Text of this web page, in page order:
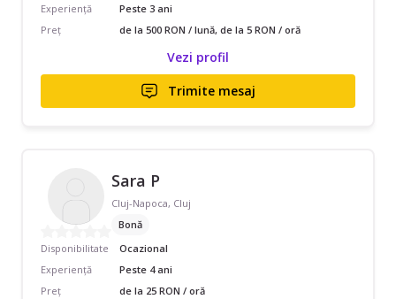
Experiență
Peste 3 ani
Preț
de la 500 RON / lună, de la 5 RON / oră
Vezi profil
Trimite mesaj
Sara P
Cluj-Napoca, Cluj
Bonă
Disponibilitate
Ocazional
Experiență
Peste 4 ani
Preț
de la 25 RON / oră